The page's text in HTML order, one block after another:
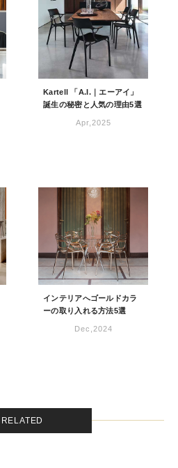
Kartell 「A.I.｜エーアイ」
誕生の秘密と人気の理由5選
Apr,2025
インテリアへゴールドカラ
ーの取り入れる方法5選
Dec,2024
RELATED